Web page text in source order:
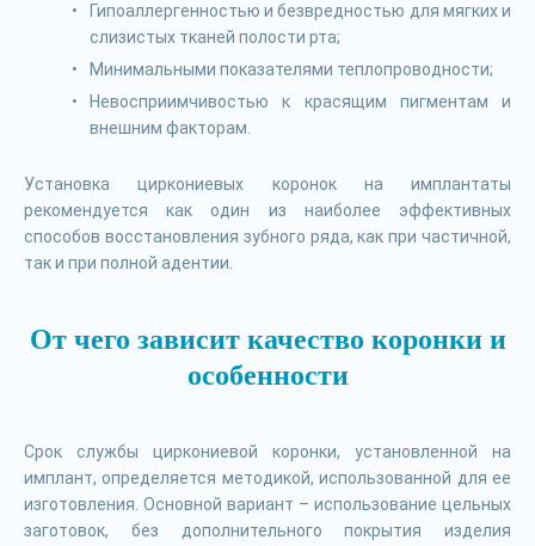
Гипоаллергенностью и безвредностью для мягких и
слизистых тканей полости рта;
Минимальными показателями теплопроводности;
Невосприимчивостью к красящим пигментам и
внешним факторам.
Установка циркониевых коронок на имплантаты
рекомендуется как один из наиболее эффективных
способов восстановления зубного ряда, как при частичной,
так и при полной адентии.
От чего зависит качество коронки и
особенности
Срок службы циркониевой коронки, установленной на
имплант, определяется методикой, использованной для ее
изготовления. Основной вариант – использование цельных
заготовок, без дополнительного покрытия изделия